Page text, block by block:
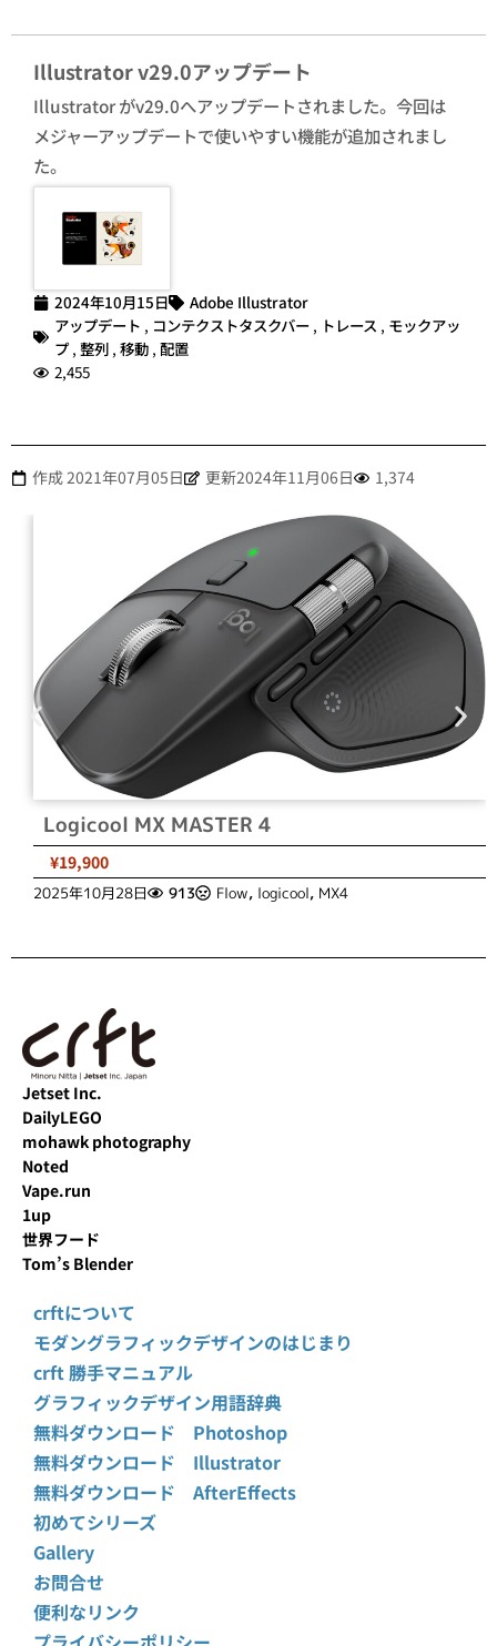
Illustrator v29.0アップデート
Illustrator がv29.0へアップデートされました。今回は
メジャーアップデートで使いやすい機能が追加されまし
た。
2024年10月15日
Adobe Illustrator
アップデート , コンテクストタスクバー , トレース , モックアッ
プ, 整列 , 移動 , 配置
2,455
作成2021年07月05日 更新2024年11月06日 1,374
Logicool MX MASTER 4
¥19,900
2025年10月28日 913 Flow, logicool, MX4
Jetset Inc.
DailyLEGO
mohawk photography
Noted
Vape.run
1up
世界フード
Tom’s Blender
crftについて
モダングラフィックデザインのはじまり
crft 勝手マニュアル
グラフィックデザイン用語辞典
無料ダウンロード Photoshop
無料ダウンロード Illustrator
無料ダウンロード AfterEffects
初めてシリーズ
Gallery
お問合せ
便利なリンク